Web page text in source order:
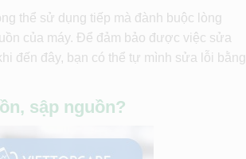
thể sử dụng tiếp mà đành buộc lòng
của máy. Để đảm bảo được việc sửa
đến đây, bạn có thể tự mình sửa lỗi bằng
sập nguồn?